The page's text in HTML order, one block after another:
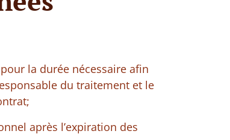
la durée nécessaire afin
du traitement et le
après l’expiration des